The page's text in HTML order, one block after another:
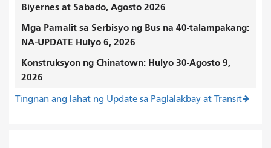
Biyernes at Sabado, Agosto 2026
Mga Pamalit sa Serbisyo ng Bus na 40-talampakang:
NA-UPDATE Hulyo 6, 2026
Konstruksyon ng Chinatown: Hulyo 30-Agosto 9,
2026
Tingnan ang lahat ng Update sa Paglalakbay at Transit